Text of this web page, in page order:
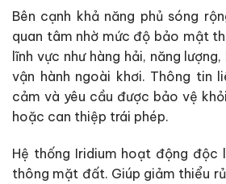
Bên cạnh khả năng phủ sóng
quan tâm nhờ mức độ bảo mật
lĩnh vực như hàng hải, năng
vận hành ngoài khơi. Thông tin
cảm và yêu cầu được bảo vệ
hoặc can thiệp trái phép.
Hệ thống Iridium hoạt động độc
thông mặt đất. Giúp giảm thiểu